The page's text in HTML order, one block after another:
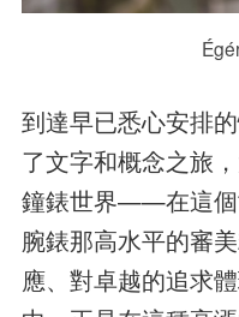
到達早已悉心安排
了文字和概念之旅
鐘錶世界——在這個
腕錶那高水平的審
應、對卓越的追求